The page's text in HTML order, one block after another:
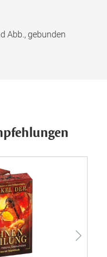
Abb., gebunden